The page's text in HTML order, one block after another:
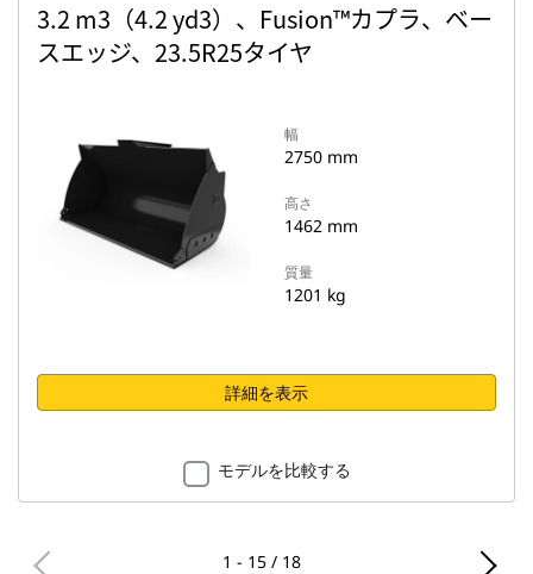
3.2 m3（4.2 yd3）、Fusion™カプラ、ベー
スエッジ、23.5R25タイヤ
幅
2750 mm
高さ
1462 mm
質量
1201 kg
詳細を表示
モデルを比較する
1 - 15 / 18